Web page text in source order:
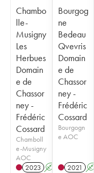
Chambo
lle-
Musigny
Les
Herbues
Domain
e de
Chassor
ney -
Frédéric
Cossard
Chamboll
e-Musigny
AOC
2023 A
Bourgog
ne
Bedeau
Qvevris
Domain
e de
Chassor
ney -
Frédéric
Cossard
Bourgogn
e AOC
2021 A